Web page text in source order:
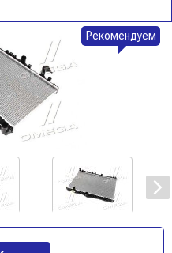
Рекомендуем